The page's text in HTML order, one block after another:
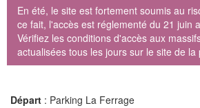
En été, le site est fortement soumis au
ce fait, l'accès est réglementé du 21 juin
Vérifiez les conditions d'accès aux
actualisées tous les jours sur le site de la
Départ : Parking La Ferrage